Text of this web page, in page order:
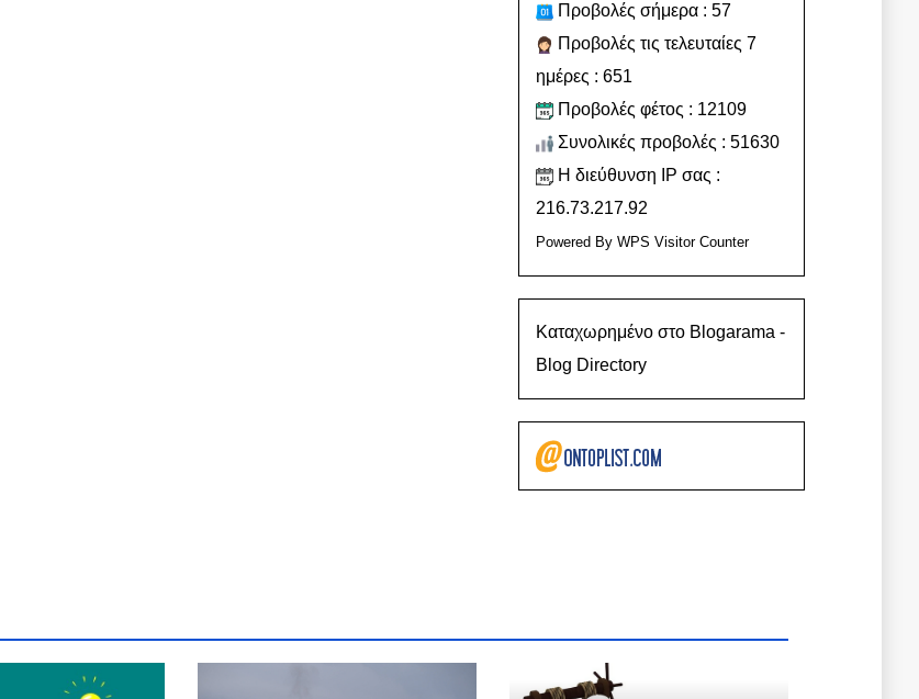
Προβολές σήμερα : 57
Προβολές τις τελευταίες 7
ημέρες : 651
Προβολές φέτος : 12109
Συνολικές προβολές : 51630
Η διεύθυνση IP σας :
216.73.217.92
Powered By WPS Visitor Counter
Καταχωρημένο στο Blogarama -
Blog Directory